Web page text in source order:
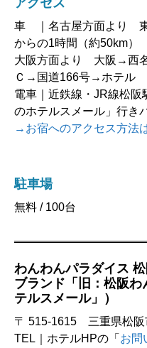
アクセス
車 ｜名古屋方面より
からの1時間（約50km）
大阪方面より 大阪→西
Ｃ→国道166号→ホテル
電車｜近鉄線・JR線松
のホテルスメール」行き
→お宿へのアクセス方法
駐車場
無料 / 100台
わんわんパラダイス
ブランド「旧：松阪
テルスメール」）
〒 515-1615 三重県松阪
TEL｜ホテルHPの「 お問